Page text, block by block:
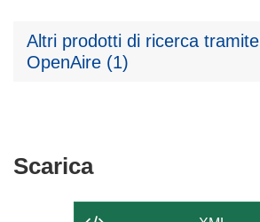
Altri prodotti di ricerca tramite
OpenAire (1)
ScaricaScarica